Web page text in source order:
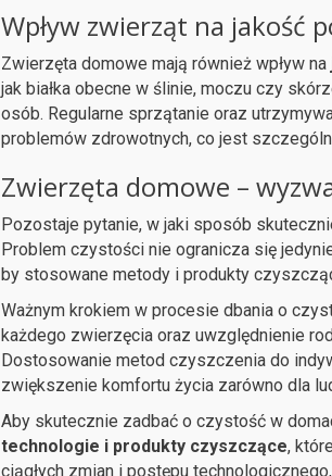
Wpływ zwierząt na jakość
Zwierzęta domowe mają również wpływ na
jak białka obecne w ślinie, moczu czy
osób. Regularne sprzątanie oraz
problemów zdrowotnych, co jest
Zwierzęta domowe –
Pozostaje pytanie, w jaki sposób
Problem czystości nie ogranicza się
by stosowane metody i produkty
Ważnym krokiem w procesie dbania o
każdego zwierzęcia oraz uwzględnienie
Dostosowanie metod czyszczenia do
zwiększenie komfortu życia zarówno dla
Aby skutecznie zadbać o czystość w
technologie i produkty czyszczące,
ciągłych zmian i postępu